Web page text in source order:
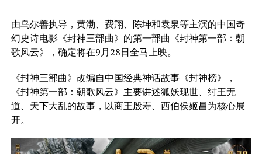
由乌尔善执导，黄渤、费翔、陈坤和袁泉等主演的中国奇
幻史诗电影《封神三部曲》的第一部曲《封神第一部：朝
歌风云》，确定将在9月28日全马上映。
《封神三部曲》改编自中国经典神话故事《封神榜》，
《封神第一部：朝歌风云》主要讲述狐妖现世、纣王无
道、天下大乱的故事，以商王殷寿、西伯侯姬昌为核心展
开。